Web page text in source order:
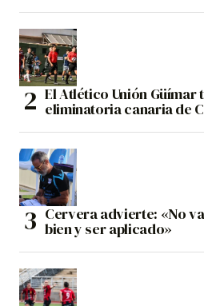
El Atlético Unión Güímar
eliminatoria canaria de
Cervera advierte: «No
bien y ser aplicado»